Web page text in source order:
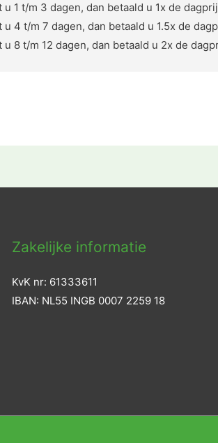
u 1 t/m 3 dagen, dan betaald u 1x de
u 4 t/m 7 dagen, dan betaald u 1.5x de
u 8 t/m 12 dagen, dan betaald u 2x de
Zakelijke informatie
KvK nr: 61333611
IBAN: NL55 INGB 0007 2259 18